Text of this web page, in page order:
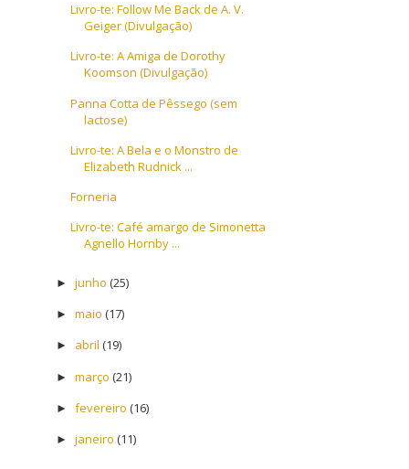
Livro-te: Follow Me Back de A. V.
Geiger (Divulgação)
Livro-te: A Amiga de Dorothy
Koomson (Divulgação)
Panna Cotta de Pêssego (sem
lactose)
Livro-te: A Bela e o Monstro de
Elizabeth Rudnick ...
Forneria
Livro-te: Café amargo de Simonetta
Agnello Hornby ...
► junho (25)
► maio (17)
► abril (19)
► março (21)
► fevereiro (16)
► janeiro (11)